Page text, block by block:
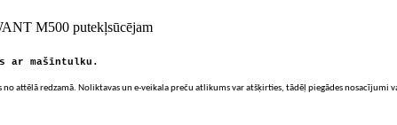
M500 putekļsūcējam
ar mašīntulku.
no attēlā redzamā. Noliktavas un e-veikala preču atlikums var atšķirties, tādēļ piegādes